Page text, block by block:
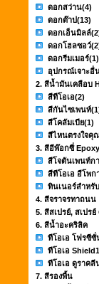
ดอกสว่าน(4)
ดอกต๊าป(13)
ดอกเอ็นมิลล์
ดอกโฮลซอว์
ดอกรีมเมอร์(1)
อุปกรณ์เจาะอื่
2. สีน้ำมันเคลือบ
สีทีโอเอ(2)
สีกันไซเพนท์
สีโคลัมเบีย(1)
สีไหนตรงใจคุ
3. สีอีพ๊อกซี่
สีโจตันเพนท์ก
สีทีโอเอ อีโพก
ทินเนอร์สำหรั
4. สีจราจรทาถนน
5. สีสเปรย์, สเปรย์
6. สีน้ำอะคริลิค
ทีโอเอ โฟรซีซั่
ทีโอเอ
ทีโอเอ ดูราคลี
7. สีรองพื้น